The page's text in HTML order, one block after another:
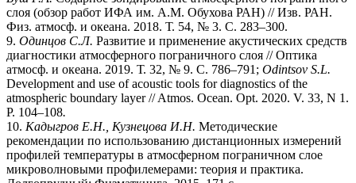
слоя (обзор работ ИФА им. А.М. Обухова РАН) // Изв. РАН.
Физ. атмосф. и океана. 2018. Т. 54, № 3. С. 283–300.
9. Одинцов С.Л. Развитие и применение акустических средств
диагностики атмосферного пограничного слоя // Оптика
атмосф. и океана. 2019. Т. 32, № 9. С. 786–791; Odintsov S.L.
Development and use of acoustic tools for diagnostics of the
atmospheric boundary layer // Atmos. Ocean. Opt. 2020. V. 33, N 1.
P. 104–108.
10. Кадыгров Е.Н., Кузнецова И.Н. Методические
рекомендации по использованию дистанционных измерений
профилей температуры в атмосферном пограничном слое
микроволновыми профилемерами: теория и практика.